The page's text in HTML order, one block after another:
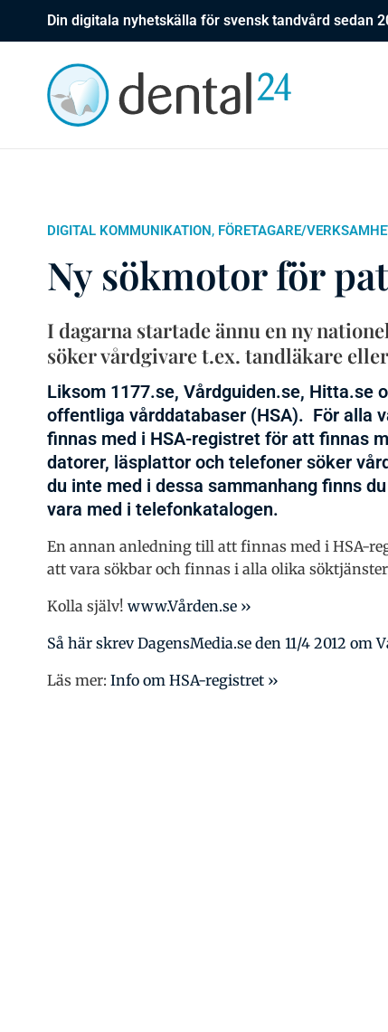
Din digitala nyhetskälla för svensk tandvård sedan
DIGITAL KOMMUNIKATION, FÖRETAGARE/
Ny sökmotor för
I dagarna startade ännu en ny
söker vårdgivare t.ex. tandläkare
Liksom 1177.se, Vårdguiden.se, Hitta.se
offentliga vårddatabaser (HSA). För alla
finnas med i HSA-registret för att finnas
datorer, läsplattor och telefoner söker
du inte med i dessa sammanhang finns
vara med i telefonkatalogen.
En annan anledning till att finnas med i HSA-
att vara sökbar och finnas i alla olika
Kolla själv! www.Vården.se ››
Så här skrev DagensMedia.se den 11/4 2012 om
Läs mer: Info om HSA-registret ››